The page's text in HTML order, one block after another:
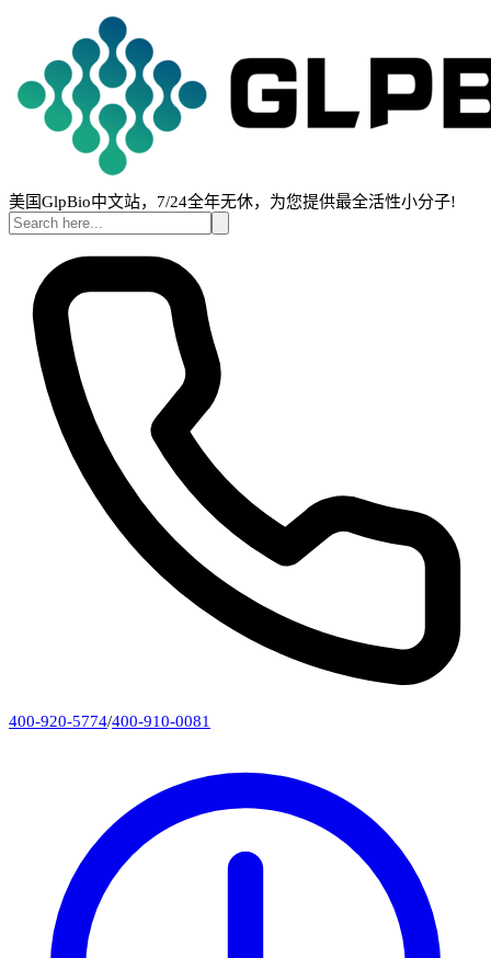
美国GlpBio中文站，7/24全年无休，为您提供最全活性小分子!
400-920-5774/400-910-0081